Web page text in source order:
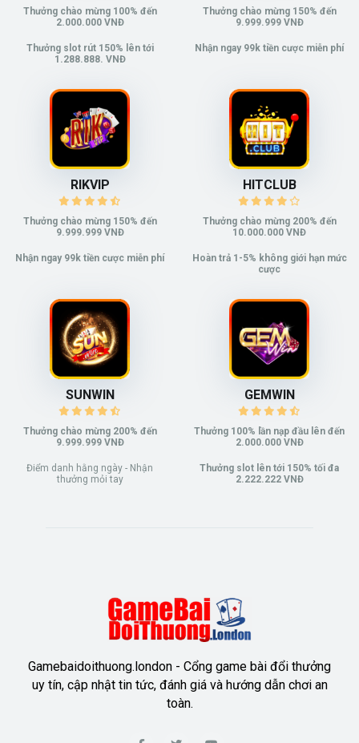
Thưởng chào mừng 100% đến
2.000.000 VNĐ
Thưởng slot rút 150% lên tới
1.288.888. VNĐ
Thưởng chào mừng 150% đến
9.999.999 VNĐ
Nhận ngay 99k tiền cược miễn phí
RIKVIP
Thưởng chào mừng 150% đến
9.999.999 VNĐ
Nhận ngay 99k tiền cược miễn phí
HITCLUB
Thưởng chào mừng 200% đến
10.000.000 VNĐ
Hoàn trả 1-5% không giới hạn mức
cược
SUNWIN
Thưởng chào mừng 200% đến
9.999.999 VNĐ
Điểm danh hằng ngày - Nhận
thưởng mỏi tay
GEMWIN
Thưởng 100% lần nạp đầu lên đến
2.000.000 VNĐ
Thưởng slot lên tới 150% tối đa
2.222.222 VNĐ
Gamebaidoithuong.london - Cổng game bài đổi thưởng
uy tín, cập nhật tin tức, đánh giá và hướng dẫn chơi an
toàn.